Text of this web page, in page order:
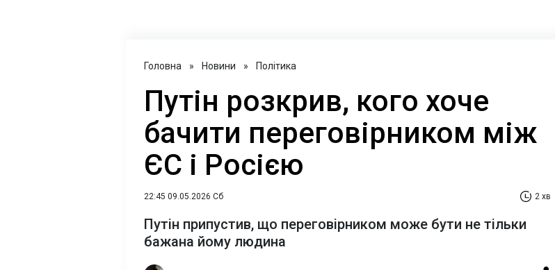
Головна » Новини » Політика
Путін розкрив, кого хоче
бачити переговірником між
ЄС і Росією
22:45 09.05.2026 Сб 2 хв
Путін припустив, що переговірником може бути не тільки
бажана йому людина